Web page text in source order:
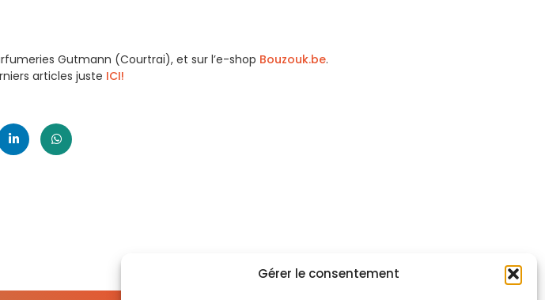
Gérer le consentement
Gutmann (Courtrai), et sur l’e-shop Bouzouk.be.
articles juste ICI!